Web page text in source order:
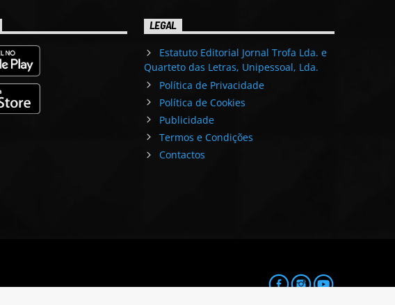
LEGAL
Estatuto Editorial Jornal Trofa Lda. e
Quarteto das Letras, Unipessoal, Lda.
Política de Privacidade
Política de Cookies
Publicidade
Termos e Condições
Contactos